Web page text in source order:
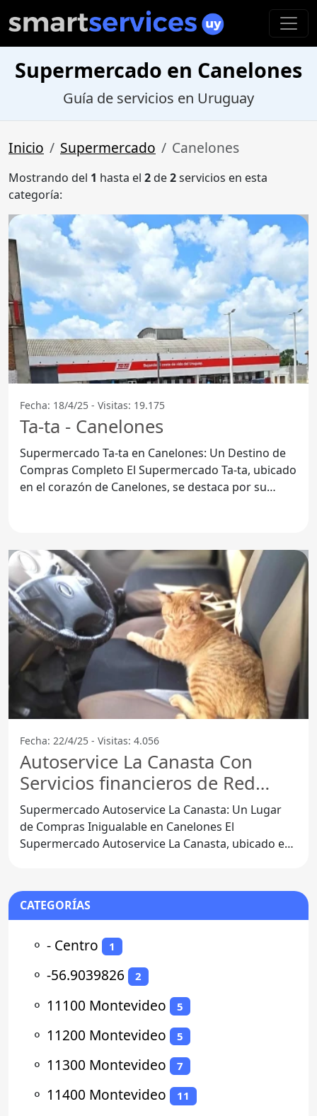
Supermercado en Canelones
Guía de servicios en Uruguay
Inicio Supermercado Canelones
Mostrando del 1 hasta el 2de2servicios en esta
categoría:
Fecha: 18/4/25 - Visitas: 19.175
Ta-ta - Canelones
Supermercado Ta-ta en Canelones: Un Destino de
Compras Completo El Supermercado Ta-ta, ubicado
en el corazón de Canelones, se destaca por su
Fecha: 22/4/25 - Visitas: 4.056
Autoservice La Canasta Con
Servicios financieros de Red
pagos - Canelones
Supermercado Autoservice La Canasta: Un Lugar
de Compras Inigualable en Canelones El
Supermercado Autoservice La Canasta, ubicado en
CATEGORÍAS
⚬ - Centro 1
⚬ -56.9039826 2
⚬ 11100 Montevideo 5
⚬ 11200 Montevideo 5
⚬ 11300 Montevideo 7
⚬ 11400 Montevideo 11